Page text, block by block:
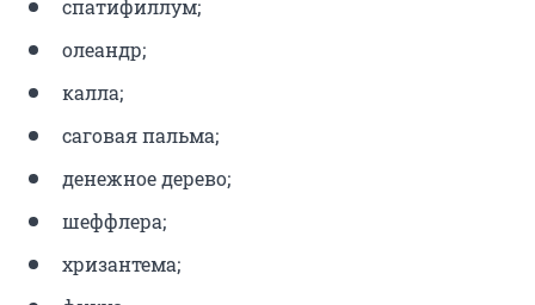
спатифиллум;
олеандр;
калла;
саговая пальма;
денежное дерево;
шеффлера;
хризантема;